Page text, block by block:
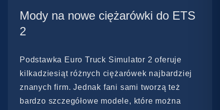
Mody na nowe ciężarówki do ETS
2
Podstawka Euro Truck Simulator 2 oferuje
kilkadziesiąt różnych ciężarówek najbardziej
znanych firm. Jednak fani sami tworzą też
bardzo szczegółowe modele, które można